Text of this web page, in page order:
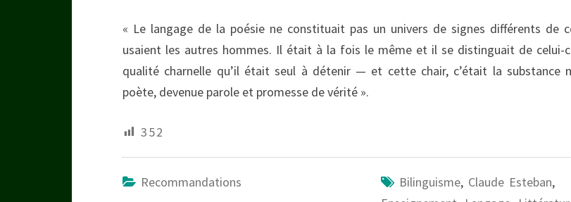
« Le langage de la poésie ne constituait pas un univers de signes différents de
usaient les autres hommes. Il était à la fois le même et il se distinguait de celui-
qualité charnelle qu’il était seul à détenir — et cette chair, c’était la substance
poète, devenue parole et promesse de vérité ».
352
Recommandations Bilinguisme, Claude Esteban,